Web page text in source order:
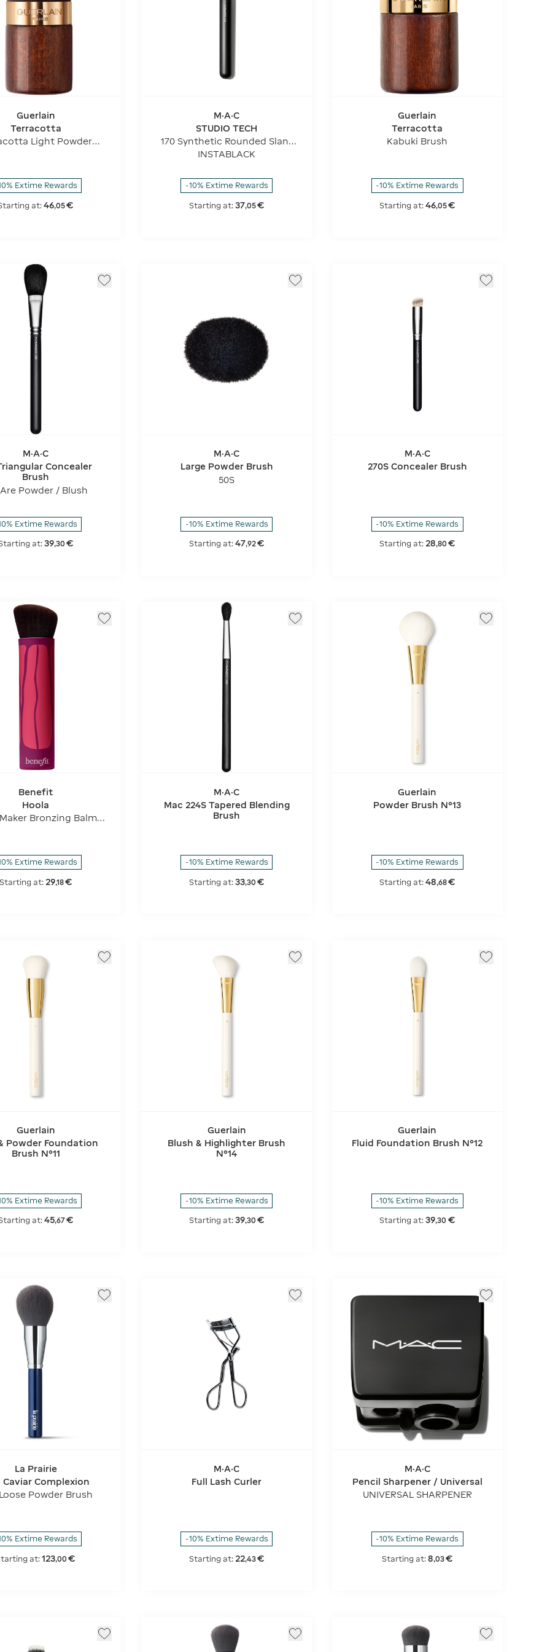
Guerlain
Terracotta
Light Powder
Extime Rewards
at:46,05€
M·A·C
STUDIO TECH
170 Synthetic Rounded Slant
Brush
INSTABLACK
-10% Extime Rewards
Starting at: 37,05€
Guerlain
Terracotta
Kabuki Brush
-10% Extime Rewards
Starting at: 46,05€
M·A·C
Concealer
Brush
Are Powder / Blush
Extime Rewards
at: 39,30 €
M·A·C
Large Powder Brush
50S
-10% Extime Rewards
Starting at: 47,92€
M·A·C
270S Concealer Brush
-10% Extime Rewards
Starting at: 28,80 €
Benefit
Hoola
Bronzing Balm
Extime Rewards
at: 29,18€
M·A·C
Mac 224S Tapered Blending
Brush
-10% Extime Rewards
Starting at: 33,30 €
Guerlain
Powder Brush N°13
-10% Extime Rewards
Starting at: 48,68€
Guerlain
Powder Foundation
Brush N°11
Extime Rewards
at: 45,67€
Guerlain
Blush & Highlighter Brush
N°14
-10% Extime Rewards
Starting at: 39,30 €
Guerlain
Fluid Foundation Brush N°12
-10% Extime Rewards
Starting at:39,30 €
La Prairie
Caviar Complexion
Powder Brush
Extime Rewards
at:123,00 €
M·A·C
Full Lash Curler
-10% Extime Rewards
Starting at: 22,43€
M·A·C
Pencil Sharpener / Universal
UNIVERSAL SHARPENER
-10% Extime Rewards
Starting at: 8,03€